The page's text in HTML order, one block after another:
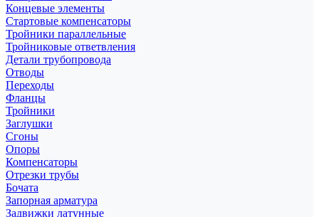
Концевые элементы
Стартовые компенсаторы
Тройники параллельные
Тройниковые ответвления
Детали трубопровода
Отводы
Переходы
Фланцы
Тройники
Заглушки
Сгоны
Опоры
Компенсаторы
Отрезки трубы
Бочата
Запорная арматура
Задвижки латунные